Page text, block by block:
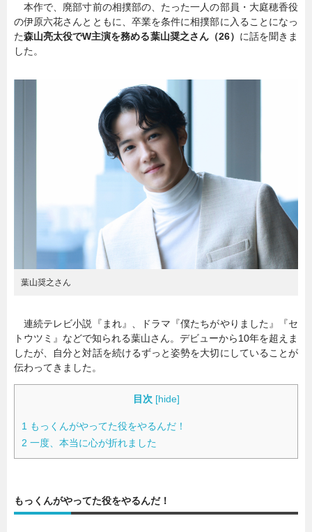
暮らし エンタメ
連載一覧
本作で、廃部寸前の相撲部の、たった一人の部員・大庭穂香役
の伊原六花さんとともに、卒業を条件に相撲部に入ることになっ
た森山亮太役でW主演を務める葉山奨之さん（26） に話を聞きま
した。
葉山奨之さん
連続テレビ小説『まれ』、ドラマ『僕たちがやりました』『セ
トウツミ』などで知られる葉山さん。デビューから10年を超えま
したが、自分と対話を続けるずっと姿勢を大切にしていることが
伝わってきました。
目次 [hide]
1 もっくんがやってた役をやるんだ！
2 一度、本当に心が折れました
もっくんがやってた役をやるんだ！